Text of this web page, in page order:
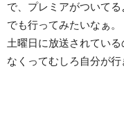
で、プレミアがついてる
でも行ってみたいなぁ。
土曜日に放送されてい
なくってむしろ自分が行